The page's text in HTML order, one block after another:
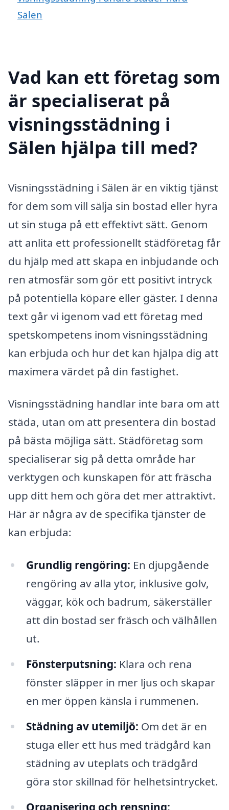
Sälen
Vad kan ett företag som
är specialiserat på
visningsstädning i
Sälen hjälpa till med?
Visningsstädning i Sälen är en viktig tjänst
för dem som vill sälja sin bostad eller hyra
ut sin stuga på ett effektivt sätt. Genom
att anlita ett professionellt städföretag får
du hjälp med att skapa en inbjudande och
ren atmosfär som gör ett positivt intryck
på potentiella köpare eller gäster. I denna
text går vi igenom vad ett företag med
spetskompetens inom visningsstädning
kan erbjuda och hur det kan hjälpa dig att
maximera värdet på din fastighet.
Visningsstädning handlar inte bara om att
städa, utan om att presentera din bostad
på bästa möjliga sätt. Städföretag som
specialiserar sig på detta område har
verktygen och kunskapen för att fräscha
upp ditt hem och göra det mer attraktivt.
Här är några av de specifika tjänster de
kan erbjuda:
Grundlig rengöring: En djupgående
rengöring av alla ytor, inklusive golv,
väggar, kök och badrum, säkerställer
att din bostad ser fräsch och välhållen
ut.
Fönsterputsning: Klara och rena
fönster släpper in mer ljus och skapar
en mer öppen känsla i rummenen.
Städning av utemiljö: Om det är en
stuga eller ett hus med trädgård kan
städning av uteplats och trädgård
göra stor skillnad för helhetsintrycket.
Organisering och rensning: